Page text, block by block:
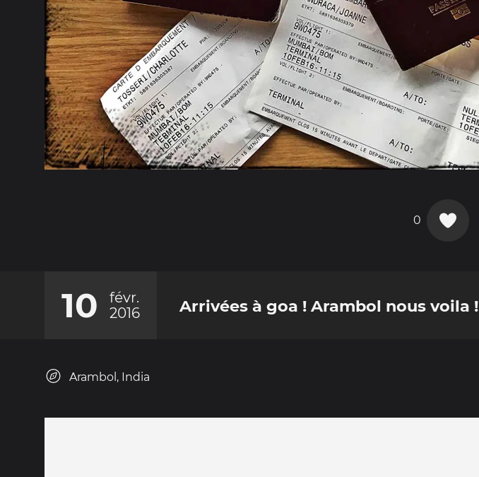
0
10
févr.
2016
Arrivées à goa ! Arambol nous voila !
Arambol, India